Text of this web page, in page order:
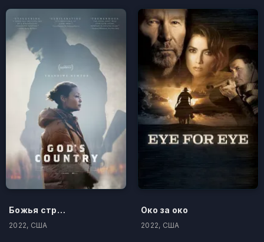
Божья страна
2022, США
Око за око
2022, США